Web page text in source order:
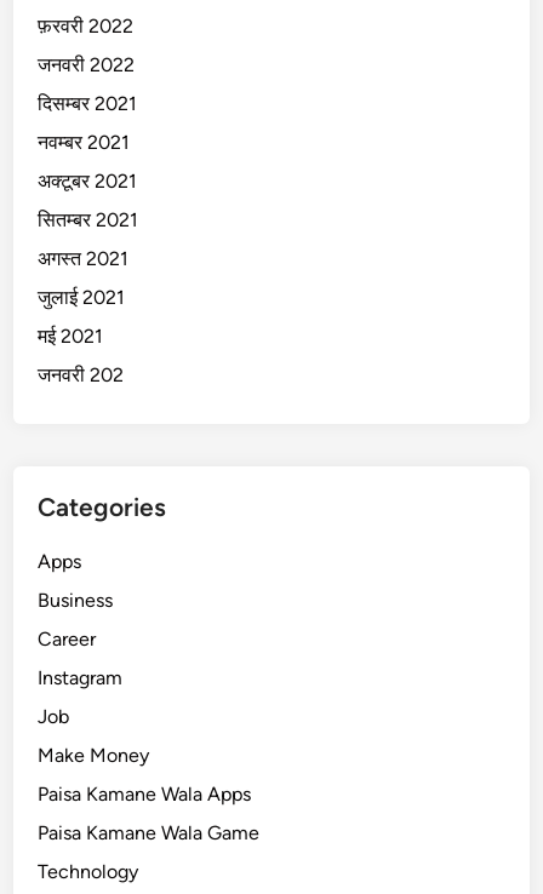
फ़रवरी 2022
जनवरी 2022
दिसम्बर 2021
नवम्बर 2021
अक्टूबर 2021
सितम्बर 2021
अगस्त 2021
जुलाई 2021
मई 2021
जनवरी 202
Categories
Apps
Business
Career
Instagram
Job
Make Money
Paisa Kamane Wala Apps
Paisa Kamane Wala Game
Technology